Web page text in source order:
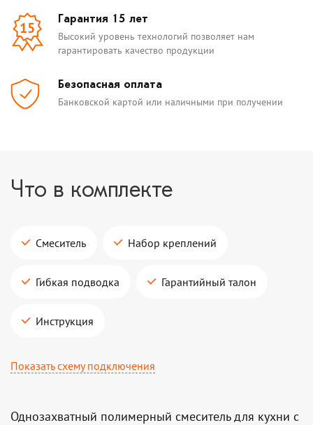
15 Гарантия 15 лет
Высокий уровень технологий позволяет нам
гарантировать качество продукции
Безопасная оплата
Банковской картой или наличными при получении
Что в комплекте
Смеситель Набор креплений
Гибкая подводка Гарантийный талон
Инструкция
Показать схему подключения
Однозахватный полимерный смеситель для кухни c